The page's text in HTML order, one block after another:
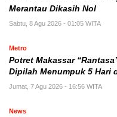
Merantau Dikasih Nol
Sabtu, 8 Agu 2026 - 01:05 WITA
Metro
Potret Makassar
Dipilah Menumpuk 5 Hari
Jumat, 7 Agu 2026 - 16:56 WITA
News